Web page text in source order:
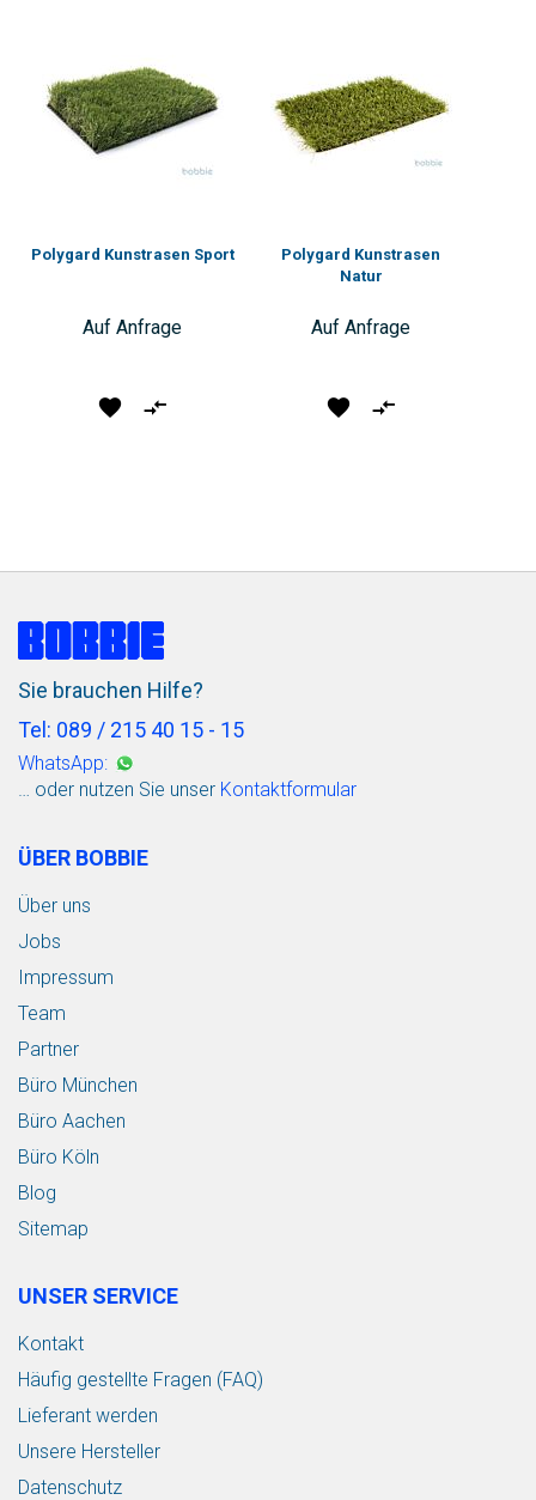
Polygard Kunstrasen Sport
Auf Anfrage
Produkt
Polygard Kunstrasen
Natur
Auf Anfrage
Produkt
Sie brauchen Hilfe?
Tel: 089 / 215 40 15 - 15
WhatsApp:
… oder nutzen Sie unser Kontaktformular
ÜBER BOBBIE
Über uns
Jobs
Impressum
Team
Partner
Büro München
Büro Aachen
Büro Köln
Blog
Sitemap
UNSER SERVICE
Kontakt
Häufig gestellte Fragen (FAQ)
Lieferant werden
Unsere Hersteller
Datenschutz